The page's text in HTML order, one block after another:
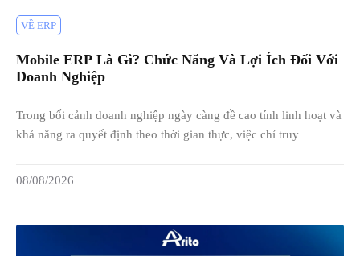
VỀ ERP
Mobile ERP Là Gì? Chức Năng Và Lợi Ích Đối Với
Doanh Nghiệp
Trong bối cảnh doanh nghiệp ngày càng đề cao tính linh hoạt và
khả năng ra quyết định theo thời gian thực, việc chỉ truy
08/08/2026